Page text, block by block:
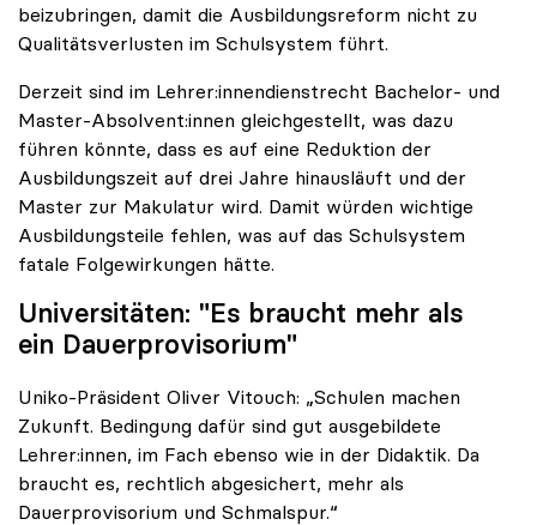
beizubringen, damit die Ausbildungsreform nicht zu
Qualitätsverlusten im Schulsystem führt.
Derzeit sind im Lehrer:innendienstrecht Bachelor- und
Master-Absolvent:innen gleichgestellt, was dazu
führen könnte, dass es auf eine Reduktion der
Ausbildungszeit auf drei Jahre hinausläuft und der
Master zur Makulatur wird. Damit würden wichtige
Ausbildungsteile fehlen, was auf das Schulsystem
fatale Folgewirkungen hätte.
Universitäten: "Es braucht mehr als
ein Dauerprovisorium"
Uniko-Präsident Oliver Vitouch: „Schulen machen
Zukunft. Bedingung dafür sind gut ausgebildete
Lehrer:innen, im Fach ebenso wie in der Didaktik. Da
braucht es, rechtlich abgesichert, mehr als
Dauerprovisorium und Schmalspur.“